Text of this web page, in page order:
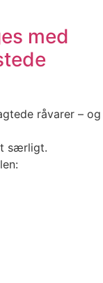
med
råvarer – og
særligt.